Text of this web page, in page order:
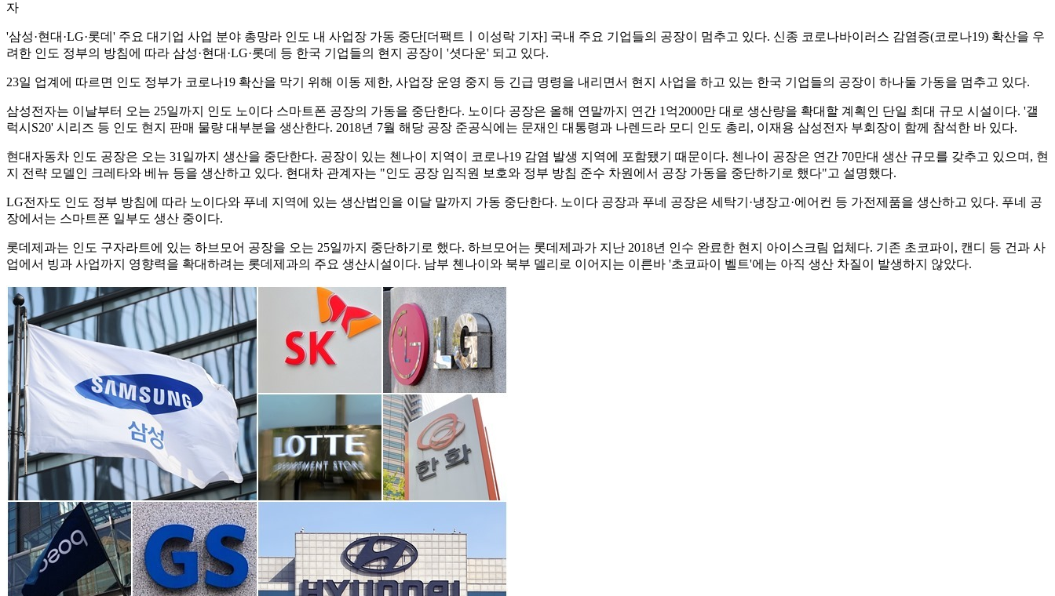
자
'삼성·현대·LG·롯데' 주요 대기업 사업 분야 총망라 인도 내 사업장 가동 중단[더팩트ㅣ이성락 기자] 국내 주요 기업들의 공장이 멈추고 있다. 신종 코로나바이러스 감염증(코로나19) 확산을 우
려한 인도 정부의 방침에 따라 삼성·현대·LG·롯데 등 한국 기업들의 현지 공장이 '셧다운' 되고 있다.
23일 업계에 따르면 인도 정부가 코로나19 확산을 막기 위해 이동 제한, 사업장 운영 중지 등 긴급 명령을 내리면서 현지 사업을 하고 있는 한국 기업들의 공장이 하나둘 가동을 멈추고 있다.
삼성전자는 이날부터 오는 25일까지 인도 노이다 스마트폰 공장의 가동을 중단한다. 노이다 공장은 올해 연말까지 연간 1억2000만 대로 생산량을 확대할 계획인 단일 최대 규모 시설이다. '갤
럭시S20' 시리즈 등 인도 현지 판매 물량 대부분을 생산한다. 2018년 7월 해당 공장 준공식에는 문재인 대통령과 나렌드라 모디 인도 총리, 이재용 삼성전자 부회장이 함께 참석한 바 있다.
현대자동차 인도 공장은 오는 31일까지 생산을 중단한다. 공장이 있는 첸나이 지역이 코로나19 감염 발생 지역에 포함됐기 때문이다. 첸나이 공장은 연간 70만대 생산 규모를 갖추고 있으며, 현
지 전략 모델인 크레타와 베뉴 등을 생산하고 있다. 현대차 관계자는 "인도 공장 임직원 보호와 정부 방침 준수 차원에서 공장 가동을 중단하기로 했다"고 설명했다.
LG전자도 인도 정부 방침에 따라 노이다와 푸네 지역에 있는 생산법인을 이달 말까지 가동 중단한다. 노이다 공장과 푸네 공장은 세탁기·냉장고·에어컨 등 가전제품을 생산하고 있다. 푸네 공
장에서는 스마트폰 일부도 생산 중이다.
롯데제과는 인도 구자라트에 있는 하브모어 공장을 오는 25일까지 중단하기로 했다. 하브모어는 롯데제과가 지난 2018년 인수 완료한 현지 아이스크림 업체다. 기존 초코파이, 캔디 등 건과 사
업에서 빙과 사업까지 영향력을 확대하려는 롯데제과의 주요 생산시설이다. 남부 첸나이와 북부 델리로 이어지는 이른바 '초코파이 벨트'에는 아직 생산 차질이 발생하지 않았다.